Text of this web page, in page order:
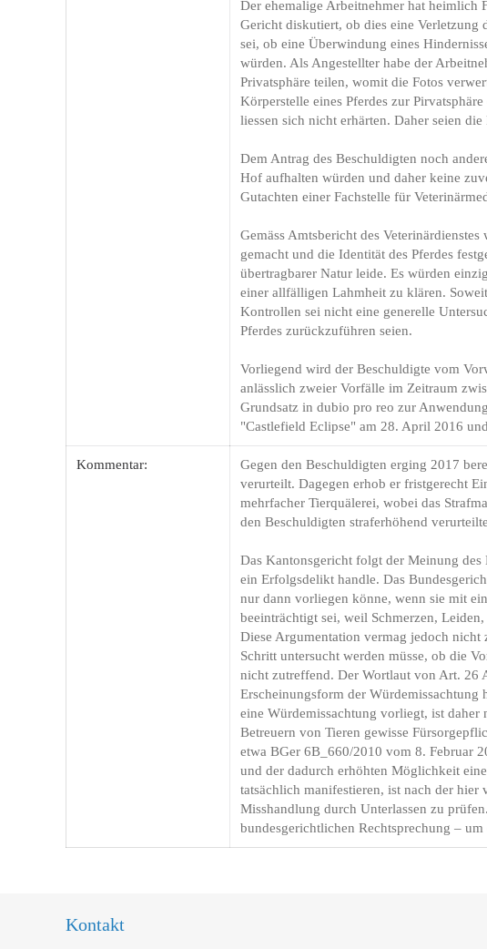
Der ehemalige Arbeitnehmer hat heimlich
Gericht diskutiert, ob dies eine Verletzung
sei, ob eine Überwindung eines
würden. Als Angestellter habe der
Privatsphäre teilen, womit die Fotos
Körperstelle eines Pferdes zur
liessen sich nicht erhärten. Daher seien
Dem Antrag des Beschuldigten noch
Hof aufhalten würden und daher keine
Gutachten einer Fachstelle für
Gemäss Amtsbericht des
gemacht und die Identität des Pferdes
übertragbarer Natur leide. Es würden
einer allfälligen Lahmheit zu klären.
Kontrollen sei nicht eine generelle
Pferdes zurückzuführen seien.
Vorliegend wird der Beschuldigte vom
anlässlich zweier Vorfälle im Zeitraum
Grundsatz in dubio pro reo zur
"Castlefield Eclipse" am 28. April 2016
Kommentar:
Gegen den Beschuldigten erging 2017
verurteilt. Dagegen erhob er fristgerecht
mehrfacher Tierquälerei, wobei das
den Beschuldigten straferhöhend
Das Kantonsgericht folgt der Meinung des
ein Erfolgsdelikt handle. Das
nur dann vorliegen könne, wenn sie mit
beeinträchtigt sei, weil Schmerzen,
Diese Argumentation vermag jedoch nicht
Schritt untersucht werden müsse, ob die
nicht zutreffend. Der Wortlaut von Art. 26
Erscheinungsform der Würdemissachtung
eine Würdemissachtung vorliegt, ist
Betreuern von Tieren gewisse
etwa BGer 6B_660/2010 vom 8. Februar
und der dadurch erhöhten Möglichkeit
tatsächlich manifestieren, ist nach der hier
Misshandlung durch Unterlassen zu
bundesgerichtlichen Rechtsprechung –
Kontakt